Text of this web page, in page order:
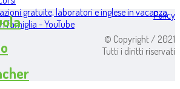
gratuite, laboratori e inglese in vacanza
famiglia - YouTube
Policy
© Copyright / 2021
Tutti i diritti riservati